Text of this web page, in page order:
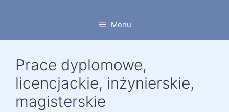
Menu
Prace dyplomowe,
licencjackie, inżynierskie,
magisterskie